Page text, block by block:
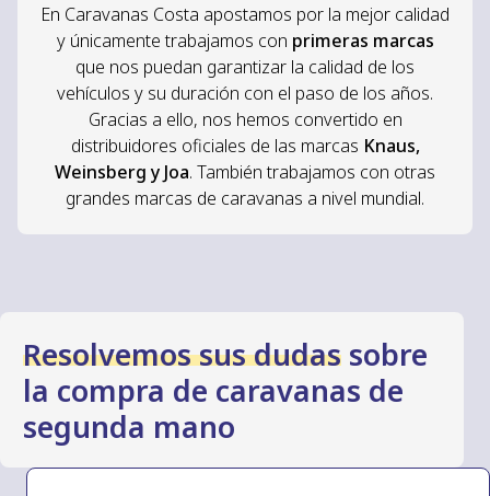
En Caravanas Costa apostamos por la mejor calidad
y únicamente trabajamos con primeras marcas
que nos puedan garantizar la calidad de los
vehículos y su duración con el paso de los años.
Gracias a ello, nos hemos convertido en
distribuidores oficiales de las marcas Knaus,
Weinsberg y Joa. También trabajamos con otras
grandes marcas de caravanas a nivel mundial.
Resolvemos sus dudas sobre
la compra de caravanas de
segunda mano